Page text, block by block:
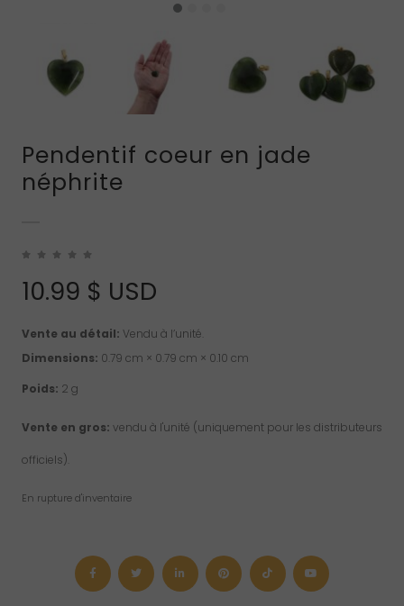
Pendentif coeur en jade
néphrite
10.99 $ USD
Vente au détail: Vendu à l’unité.
Dimensions: 0.79 cm × 0.79 cm × 0.10 cm
Poids: 2 g
Vente en gros: vendu à l'unité (uniquement pour les distributeurs
officiels).
En rupture d'inventaire